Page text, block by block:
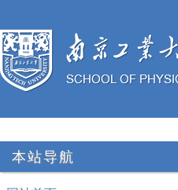
本站导航